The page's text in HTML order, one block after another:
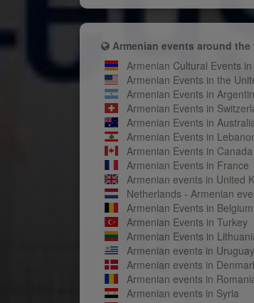
Armenian events around the
Armenian Cultural Events
Armenian Events in the
Armenian Events in
Armenian Events in
Armenian Events in
Armenian Events in
Armenian Events in Canada
Armenian Events in France
Armenian events in United
Netherlands - Armenian
Armenian Events in Belgium
Armenian Events in Turkey
Armenian Events in
Armenian events in Uruguay
Armenian events in
Armenian events in
Armenian events in Syria